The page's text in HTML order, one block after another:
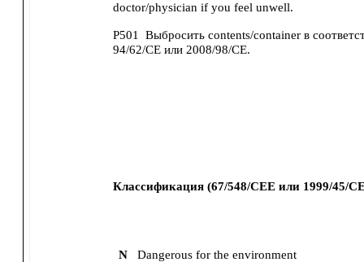
doctor/physician if you feel unwell.
P501
Выбросить contents/container в
94/62/CE или 2008/98/CE.
Классификация (67/548/CEE или 1999/45/
N Dangerous for the environment